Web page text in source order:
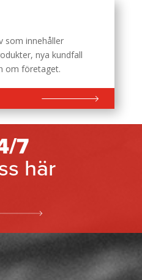
som innehåller
nya kundfall
om företaget.
7
här